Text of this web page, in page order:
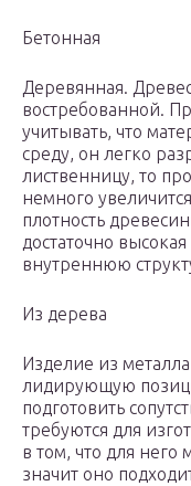
Бетонная
Деревянная.
востребованной.
учитывать, что
среду, он легко
лиственницу, то
немного
плотность
достаточно
внутреннюю
Из дерева
Изделие из
лидирующую
подготовить
требуются для
в том, что для
значит оно